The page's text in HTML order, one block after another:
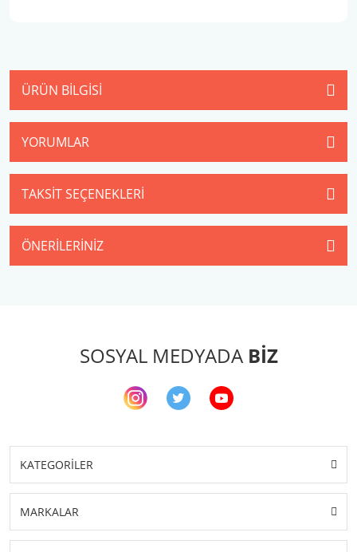
ÜRÜN BILGISI
YORUMLAR
TAKSIT SEÇENEKLERI
ÖNERILERINIZ
SOSYAL MEDYADA BİZ
KATEGORİLER
MARKALAR